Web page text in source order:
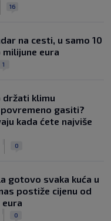
16
na cesti, u samo 10
eura
1
držati klimu
gasiti?
kada ćete najviše
0
gotovo svaka kuća u
postiže cijenu od
0